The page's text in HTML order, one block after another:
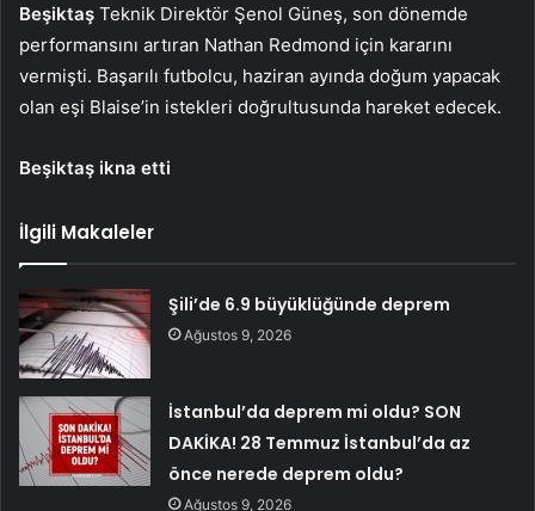
Beşiktaş Teknik Direktör Şenol Güneş, son dönemde
performansını artıran Nathan Redmond için kararını
vermişti. Başarılı futbolcu, haziran ayında doğum yapacak
olan eşi Blaise’in istekleri doğrultusunda hareket edecek.
Beşiktaş ikna etti
İlgili Makaleler
Şili’de 6.9 büyüklüğünde deprem
Ağustos 9, 2026
İstanbul’da deprem mi oldu? SON
DAKİKA! 28 Temmuz İstanbul’da az
önce nerede deprem oldu?
Ağustos 9, 2026